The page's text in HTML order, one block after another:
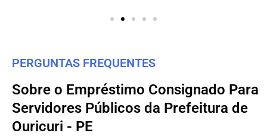
PERGUNTAS FREQUENTES
Sobre o Empréstimo Consignado Para
Servidores Públicos da Prefeitura de
Ouricuri - PE